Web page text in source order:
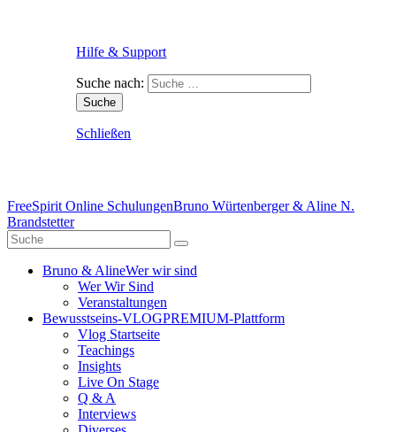
Hilfe & Support
Suche nach:
Schließen
FreeSpirit Online SchulungenBruno Würtenberger & Aline N.
Brandstetter
Bruno & AlineWer wir sind
Wer Wir Sind
Veranstaltungen
Bewusstseins-VLOGPREMIUM-Plattform
Vlog Startseite
Teachings
Insights
Live On Stage
Q & A
Interviews